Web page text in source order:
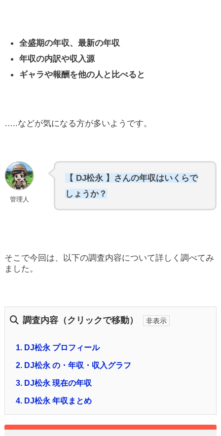
全盛期の年収、最新の年収
年収の内訳や収入源
ギャラや報酬を他の人と比べると
…..などが気になる方が多いようです。
管理人
【 DJ松永 】さんの年収はいくらで
しょうか？
そこで今回は、以下の調査内容について詳しく調べてみ
ました。
調査内容（クリックで移動）
1. DJ松永 プロフィール
2. DJ松永 の・年収・収入グラフ
3. DJ松永 現在の年収
4. DJ松永 年収まとめ